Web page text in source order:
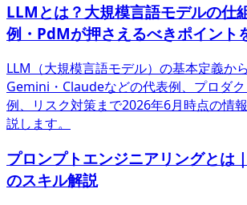
LLMとは？大規模言語モデルの仕
例・PdMが押さえるべきポイント
LLM（大規模言語モデル）の基本定義か
Gemini・Claudeなどの代表例、プロダ
例、リスク対策まで2026年6月時点の情
説します。
プロンプトエンジニアリングとは
のスキル解説